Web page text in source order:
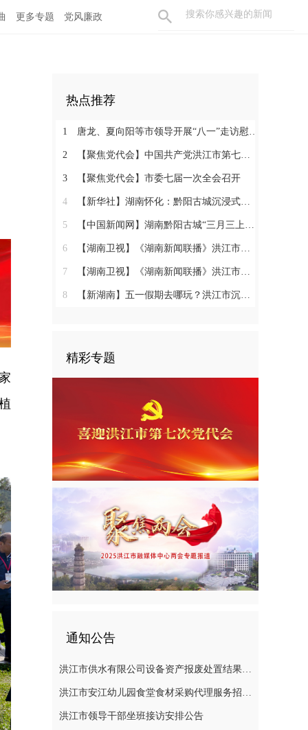
更多专题 党风廉政
热点推荐
1 唐龙、夏向阳等市领导开展“八一”走访慰问活动
2 【聚焦党代会】中国共产党洪江市第七次代表大会胜利闭幕
3 【聚焦党代会】市委七届一次全会召开
4 【新华社】湖南怀化：黔阳古城沉浸式玩法热度攀升
5 【中国新闻网】湖南黔阳古城“三月三上巳节”演绎千年文化盛宴
6 【湖南卫视】《湖南新闻联播》洪江市：相约三月三 体验地道民俗
7 【湖南卫视】《湖南新闻联播》洪江市：相约三月三 体验地道民俗
8 【新湖南】五一假期去哪玩？洪江市沉浸式西游、趣味农耕、青春汇演……5天不重样
精彩专题
通知公告
洪江市供水有限公司设备资产报废处置结果公示
洪江市安江幼儿园食堂食材采购代理服务招标遴选公告
洪江市领导干部坐班接访安排公告